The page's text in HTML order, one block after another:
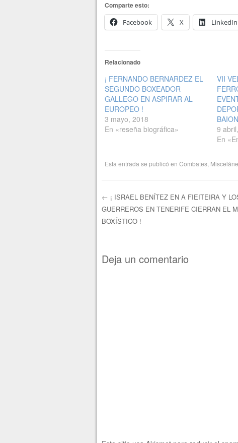
Comparte esto:
Facebook
X LinkedIn
Relacionado
¡ FERNANDO BERNARDEZ EL
SEGUNDO BOXEADOR
GALLEGO EN ASPIRAR AL
EUROPEO !
3 mayo, 2018
En «reseña biográfica»
VII
9
En
Esta entrada se publicó en Combates,
Navegación de
← ¡ ISRAEL BENÍTEZ EN A FIEITEIRA Y
GUERREROS EN TENERIFE CIERRAN EL
BOXÍSTICO !
Deja un comentario